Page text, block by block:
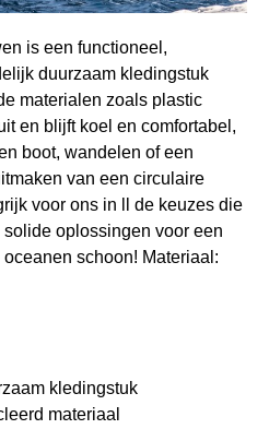
is een functioneel,
duurzaam kledingstuk
materialen zoals plastic
en blijft koel en comfortabel,
boot, wandelen of een
van een circulaire
voor ons in ll de keuzes die
oplossingen voor een
schoon! Materiaal:
kledingstuk
materiaal